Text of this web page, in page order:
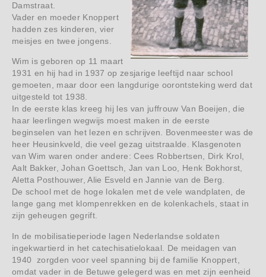
Damstraat.
Vader en moeder Knoppert
hadden zes kinderen, vier
meisjes en twee jongens.
Wim is geboren op 11 maart
1931 en hij had in 1937 op zesjarige leeftijd naar school
gemoeten, maar door een langdurige oorontsteking werd dat
uitgesteld tot 1938.
In de eerste klas kreeg hij les van juffrouw Van Boeijen, die
haar leerlingen wegwijs moest maken in de eerste
beginselen van het lezen en schrijven. Bovenmeester was de
heer Heusinkveld, die veel gezag uitstraalde. Klasgenoten
van Wim waren onder andere: Cees Robbertsen, Dirk Krol,
Aalt Bakker, Johan Goettsch, Jan van Loo, Henk Bokhorst,
Aletta Posthouwer, Alie Esveld en Jannie van de Berg.
De school met de hoge lokalen met de vele wandplaten, de
lange gang met klompenrekken en de kolenkachels, staat in
zijn geheugen gegrift.
In de mobilisatieperiode lagen Nederlandse soldaten
ingekwartierd in het catechisatielokaal. De meidagen van
1940 zorgden voor veel spanning bij de familie Knoppert,
omdat vader in de Betuwe gelegerd was en met zijn eenheid